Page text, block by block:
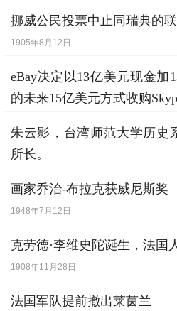
挪威公民投票中止同瑞典的
1905年8月12日
eBay决定以13亿美元现金加
的未来15亿美元方式收购
朱云影，台湾师范大学历史
所长。
画家乔治-布拉克获威尼斯奖
1948年7月12日
克劳德·李维史陀诞生，法国
1908年11月28日
法国军队提前撤出莱茵兰